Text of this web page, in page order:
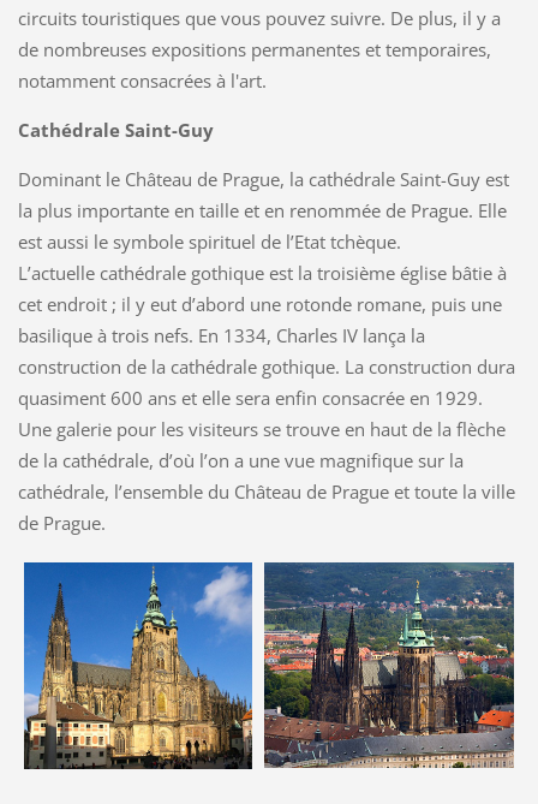
circuits touristiques que vous pouvez suivre. De plus, il y a
de nombreuses expositions permanentes et temporaires,
notamment consacrées à l'art.
Cathédrale Saint-Guy
Dominant le Château de Prague, la cathédrale Saint-Guy est
la plus importante en taille et en renommée de Prague. Elle
est aussi le symbole spirituel de l’Etat tchèque.
L’actuelle cathédrale gothique est la troisième église bâtie à
cet endroit ; il y eut d’abord une rotonde romane, puis une
basilique à trois nefs. En 1334, Charles IV lança la
construction de la cathédrale gothique. La construction dura
quasiment 600 ans et elle sera enfin consacrée en 1929.
Une galerie pour les visiteurs se trouve en haut de la flèche
de la cathédrale, d’où l’on a une vue magnifique sur la
cathédrale, l’ensemble du Château de Prague et toute la ville
de Prague.